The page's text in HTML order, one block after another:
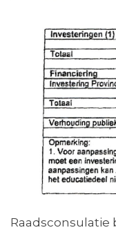
Raadsconsulatie